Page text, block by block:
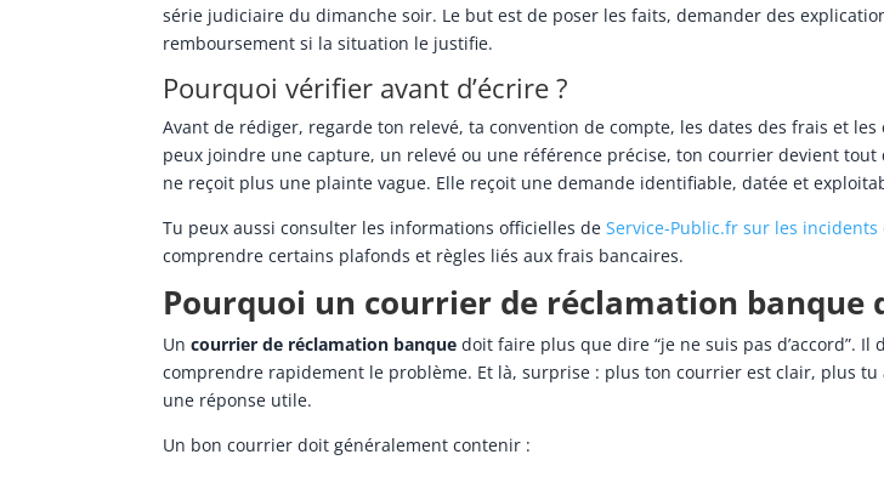
série judiciaire du dimanche soir. Le but est de poser les faits, demander des
remboursement si la situation le justifie.
Pourquoi vérifier avant d’écrire ?
Avant de rédiger, regarde ton relevé, ta convention de compte, les dates des frais et les
peux joindre une capture, un relevé ou une référence précise, ton courrier devient
ne reçoit plus une plainte vague. Elle reçoit une demande identifiable, datée et
Tu peux aussi consulter les informations officielles deService-Public.fr sur les
comprendre certains plafonds et règles liés aux frais bancaires.
Pourquoi un courrier de réclamation banque
Uncourrier de réclamation banque doit faire plus que dire “je ne suis pas d’accord”.
comprendre rapidement le problème. Et là, surprise : plus ton courrier est clair, plus tu
une réponse utile.
Un bon courrier doit généralement contenir :